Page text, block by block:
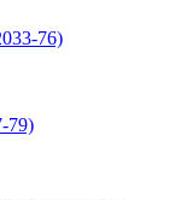
76)
79)